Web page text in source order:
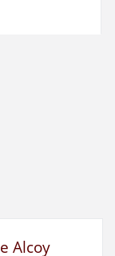
Alcoy